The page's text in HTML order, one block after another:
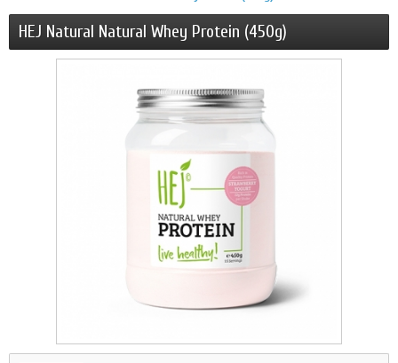
HEJ Natural Natural Whey Protein (450g)